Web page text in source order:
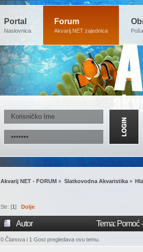
Portal
Naslovnica
Forum
Akvarij.NET zajednica
Akvarij NET - FORUM » Slatkovodna Akvaristika»
Str: [1] Dolje
Autor Tema: Pomoć
0 Članova i 1 Gost pregledava ovu temu.